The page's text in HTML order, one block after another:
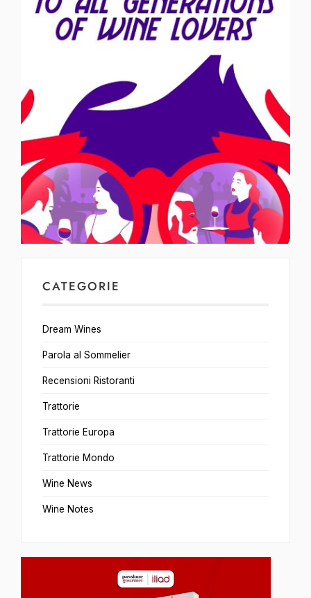
CATEGORIE
Dream Wines
Parola al Sommelier
Recensioni Ristoranti
Trattorie
Trattorie Europa
Trattorie Mondo
Wine News
Wine Notes